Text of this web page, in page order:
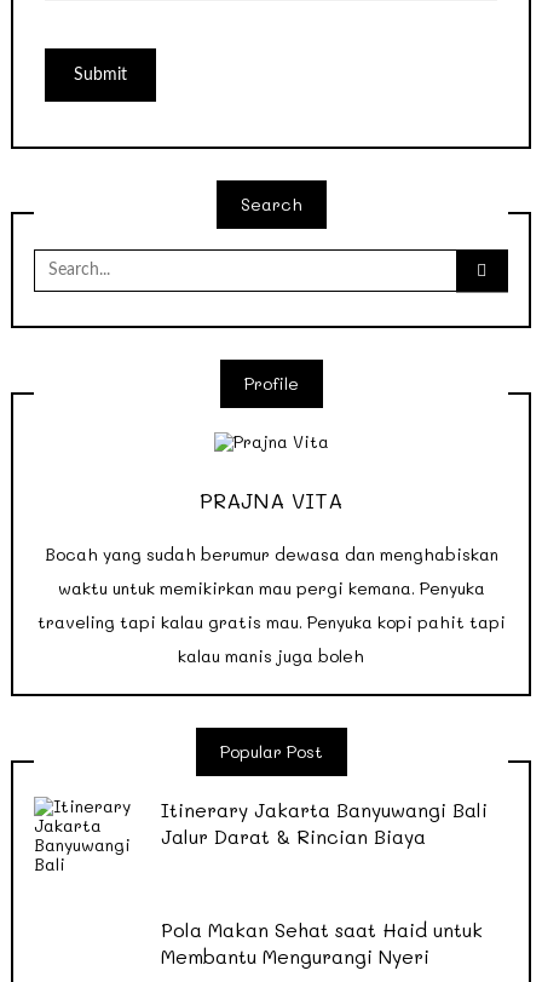
Search
Search
for:
Profile
PRAJNA VITA
Bocah yang sudah berumur dewasa dan menghabiskan
waktu untuk memikirkan mau pergi kemana. Penyuka
traveling tapi kalau gratis mau. Penyuka kopi pahit tapi
kalau manis juga boleh
Popular Post
Itinerary Jakarta Banyuwangi Bali
Jalur Darat & Rincian Biaya
Pola Makan Sehat saat Haid untuk
Membantu Mengurangi Nyeri